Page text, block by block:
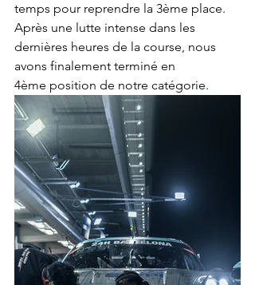
temps pour reprendre la 3ème place.
Après une lutte intense dans les
dernières heures de la course, nous
avons finalement terminé en
4ème position de notre catégorie.